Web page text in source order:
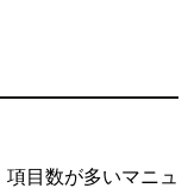
目数が多いマニュ